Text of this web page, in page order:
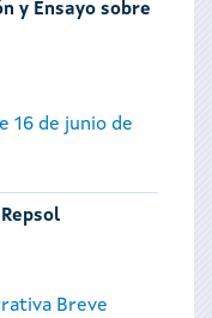
y Ensayo sobre
16 de junio de
Breve